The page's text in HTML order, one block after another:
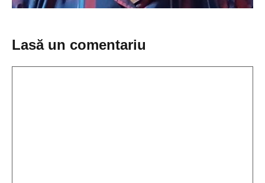
Lasă un comentariu